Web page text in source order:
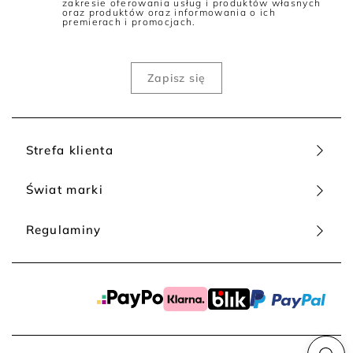
jak gale, bankiety, bale lub inne oficjalne wydarzenia. Zwykle
występuje w klasycznych barwach - prym wiodą czerń i biel.
Jak dobrać buty do stylizacji, w której kluczową rolę gra
sukienka koktajlowa? Oto nasze 4 propozycje:
sandały z eleganckimi paskami lub cekinami, aby
Kowbojki lub botki
komfort i wygodę, postaw na baleriny z nieco bardziej
casualowym, a mniej formalnym wyglądem.
Strefa klienta
Świat marki
Regulaminy
zakresie oferowania usług i produktów własnych
oraz produktów oraz informowania o ich
premierach i promocjach.